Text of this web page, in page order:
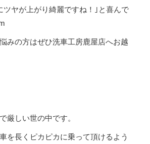
ツヤが上がり綺麗ですね！｣と喜んで
みの方はぜひ洗車工房鹿屋店へお越
厳しい世の中です。
を長くピカピカに乗って頂けるよう